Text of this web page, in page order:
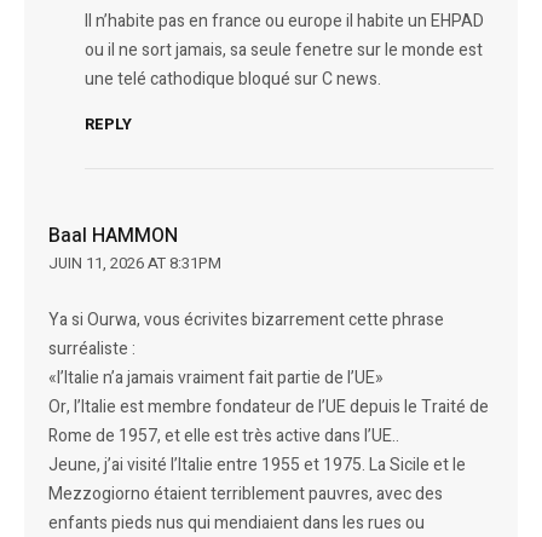
Il n’habite pas en france ou europe il habite un EHPAD
ou il ne sort jamais, sa seule fenetre sur le monde est
une telé cathodique bloqué sur C news.
REPLY
Baal HAMMON
JUIN 11, 2026 AT 8:31PM
Ya si Ourwa, vous écrivites bizarrement cette phrase
surréaliste :
«l’Italie n’a jamais vraiment fait partie de l’UE»
Or, l’Italie est membre fondateur de l’UE depuis le Traité de
Rome de 1957, et elle est très active dans l’UE..
Jeune, j’ai visité l’Italie entre 1955 et 1975. La Sicile et le
Mezzogiorno étaient terriblement pauvres, avec des
enfants pieds nus qui mendiaient dans les rues ou